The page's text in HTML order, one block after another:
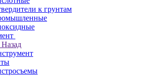
к грунтам
Назад